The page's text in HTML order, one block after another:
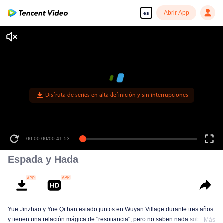
es Abrir App
Disfruta de series en alta definición y sin interrupciones
00:00:00/00:41:53
Espada y Hada
Yue Jinzhao y Yue Qi han estado juntos en Wuyan Village durante tres años
y tienen una relación mágica de "resonancia", pero no saben nada sobreMás